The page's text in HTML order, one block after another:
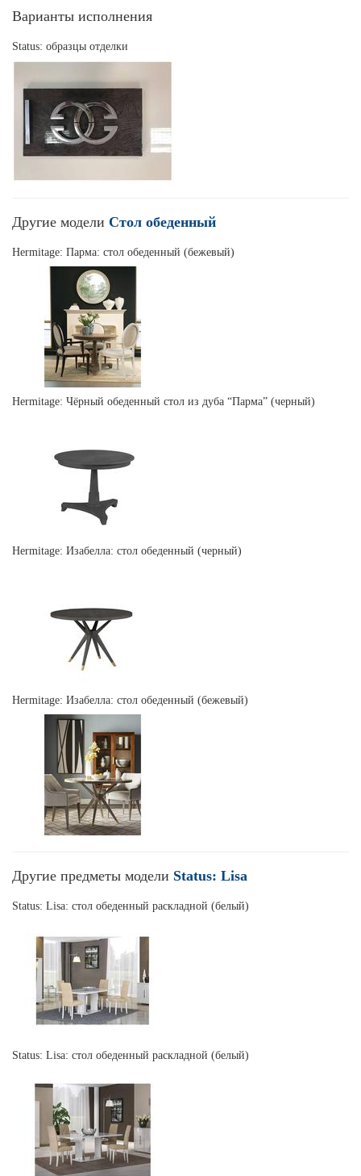
Варианты исполнения
Status: образцы отделки
Другие модели Стол обеденный
Hermitage: Парма: стол обеденный (бежевый)
Hermitage: Чёрный обеденный стол из дуба “Парма” (черный)
Hermitage: Изабелла: стол обеденный (черный)
Hermitage: Изабелла: стол обеденный (бежевый)
Другие предметы модели Status: Lisa
Status: Lisa: стол обеденный раскладной (белый)
Status: Lisa: стол обеденный раскладной (белый)